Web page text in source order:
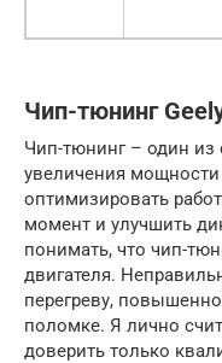
Чип-тюнинг
Чип-тюнинг – один
увеличения мощности
оптимизировать
момент и улучшить
понимать, что чип-
двигателя.
перегреву,
поломке. Я лично
доверить только